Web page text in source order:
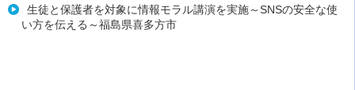
生徒と保護者を対象に情報モラル講演を実施～SNSの安全な使
い方を伝える～福島県喜多方市